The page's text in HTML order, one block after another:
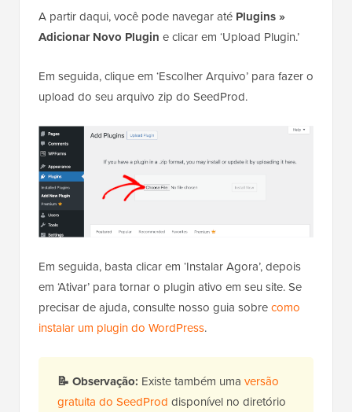
A partir daqui, você pode navegar até Plugins »
Adicionar Novo Plugin e clicar em ‘Upload Plugin.’
Em seguida, clique em ‘Escolher Arquivo’ para fazer o
upload do seu arquivo zip do SeedProd.
Em seguida, basta clicar em ‘Instalar Agora’, depois
em ‘Ativar’ para tornar o plugin ativo em seu site. Se
precisar de ajuda, consulte nosso guia sobrecomo
instalar um plugin do WordPress.
📝 Observação: Existe também uma versão
gratuita do SeedProd disponível no diretório